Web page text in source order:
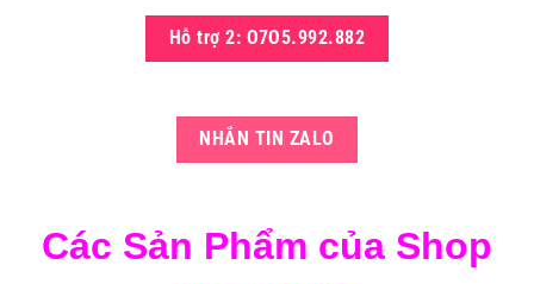
Hỗ trợ 2: O7O5.992.882
NHẮN TIN ZALO
Các Sản Phẩm của Shop